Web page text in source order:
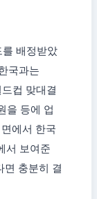
배정받았
국과는
컵 맞대결
을 등에 업
에서 한국
서 보여준
면 충분히 결